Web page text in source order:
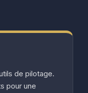
de pilotage.
pour une